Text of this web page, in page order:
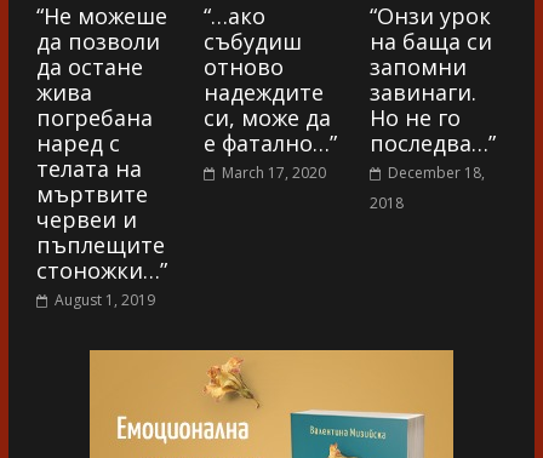
“Не можеше
да позволи
да остане
жива
погребана
наред с
телата на
мъртвите
червеи и
пъплещите
стоножки…”
August 1, 2019
“…ако
събудиш
отново
надеждите
си, може да
е фатално…”
March 17, 2020
“Онзи урок
на баща си
запомни
завинаги.
Но не го
последва…”
December 18,
2018